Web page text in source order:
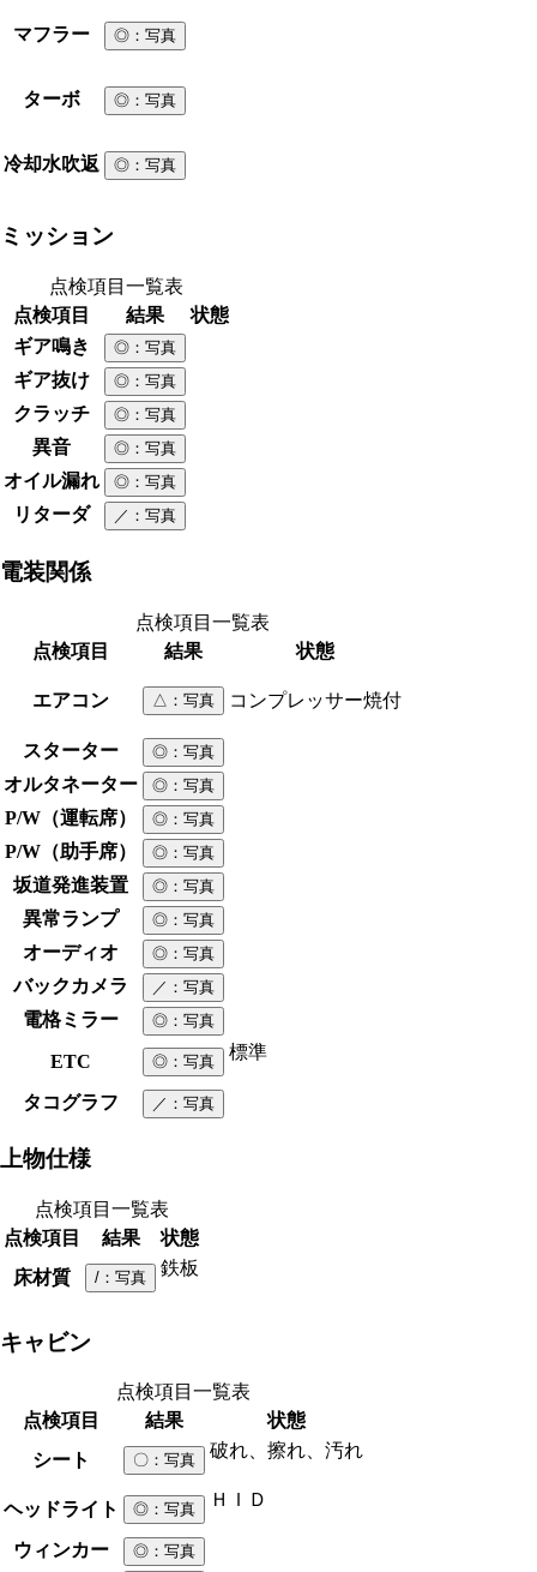
マフラー ◎ ：写真
ターボ ◎ ：写真
冷却水吹返 ◎ ：写真
ミッション
点検項目一覧表
点検項目
結果
状態
ギア鳴き
◎ ：写真
ギア抜け ◎ ：写真
クラッチ ◎ ：写真
異音 ◎ ：写真
オイル漏れ ◎ ：写真
リターダ ／ ：写真
電装関係
点検項目一覧表
点検項目
結果 状態
エアコン △ ：写真 コンプレッサー焼付
スターター ◎ ：写真
オルタネーター ◎ ：写真
P/W（運転席） ◎ ：写真
P/W（助手席） ◎ ：写真
坂道発進装置 ◎ ：写真
異常ランプ ◎ ：写真
オーディオ ◎ ：写真
バックカメラ ／ ：写真
電格ミラー ◎ ：写真
ETC ◎ ：写真 標準
タコグラフ ／ ：写真
上物仕様
点検項目一覧表
点検項目
結果
状態
床材質
/ ：写真 鉄板
キャビン
点検項目一覧表
点検項目
結果
状態
シート
〇 ：写真 破れ、擦れ、汚れ
ヘッドライト ◎ ：写真 ＨＩＤ
ウィンカー ◎ ：写真